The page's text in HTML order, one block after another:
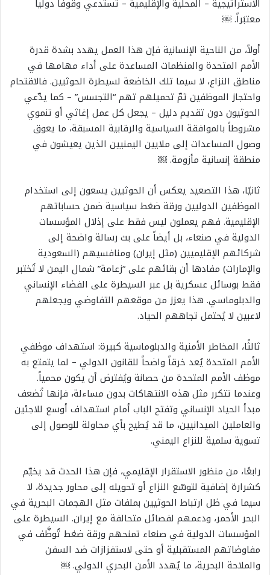
الاستراتيجية – المحلية والإقليمية – تستدعي وقوفَاً دولياً
معتبَراً. ￼
أولاً، من الناحية الإنسانية فإن هذا العمل يهدد بشدة قدرة
الأمم المتحدة والمنظمات المساعدة على أداء مهامها في
مناطق النزاع، لا سيما تلك الخاضعة لسيطرة الحوثيين. فالاقتحام
واحتجاز الموظفين ثمّ تحميلهم تهم “التجسس” – كما يدّعي
الحوثيون دون تقديم دليل – يجعل كل عمل إغاثي أو تنموي
مشروطاً بالموافقة السياسية والرقابية المسبقة، ما يعوق
وصول المساعدات إلى ملايين اليمنيين الذين يعيشون في
منطقة إنسانية مأزومة. ￼
ثانيًا، هذا التصعيد يعكس أن الحوثيين يسعون إلى استخدام
الموظفين الدوليين ورقة ضغط سياسية ضمن حساباتهم
الإقليمية. فهم يعملون ليس فقط على إذلال المؤسسات
الدولية في صنعاء، بل أيضاً على بث رسالة واضحة إلى
شركائهم الإقليميين (مثل إيران) ومنافسيهم (السعودية
والإمارات) مفادها أن بقائهم على “زعامة” شمال اليمن لا تُختبر
فقط بوسائل عسكرية بل عبر السيطرة على الفضاء الإنساني
والدبلوماسي. هذا يعزز من موقعهم التفاوضي ويجعلهم
لاعبين لا يُحتمل تجاههم الحياد.
ثالثًا، المخاطر الأمنية والدبلوماسية كبيرة: استهداف موظفي
الأمم المتحدة يُعد خرقاً واضحاً للقانون الدولي – لما يتمتع به
موظف الأمم المتحدة من حصانة ويُفترض أن يكون محمياً.
وعندما تتكرر مثل هذه الانتهاكات بدون مساءلة، فإنها تُضعف
مبدأ الحياد الإنساني وتفتح الباب أمام استهداف أوسع للاجئين
والعاملين الميدانيين، ما قد يُطيح بأي محاولة للوصول إلى
تسوية سلمية للنزاع اليمني.
رابعًا، من منظور الاستقرار الإقليمي، فإن هذا الحدث قد يخيّم
كشرارة إضافية لتوسّع النزاع أو تحويله إلى محاور جديدة، لا
سيما في ظل ارتباط الحوثيين بملفات مثل الهجمات البحرية في
البحر الأحمر، ودعمهم لفصائل متحالفة مع إيران. السيطرة على
المؤسسات الدولية في صنعاء تمنحهم ورقة ضغط تُوظَّف في
مفاوضاتهم المستقبلية أو حتى لاستفزازات ضد السفن
والملاحة البحرية، ما يُهدد الأمن البحري الدولي. ￼